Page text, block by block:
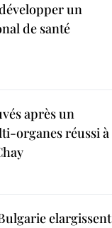
un
de santé
après un
organes réussi à
elargissent